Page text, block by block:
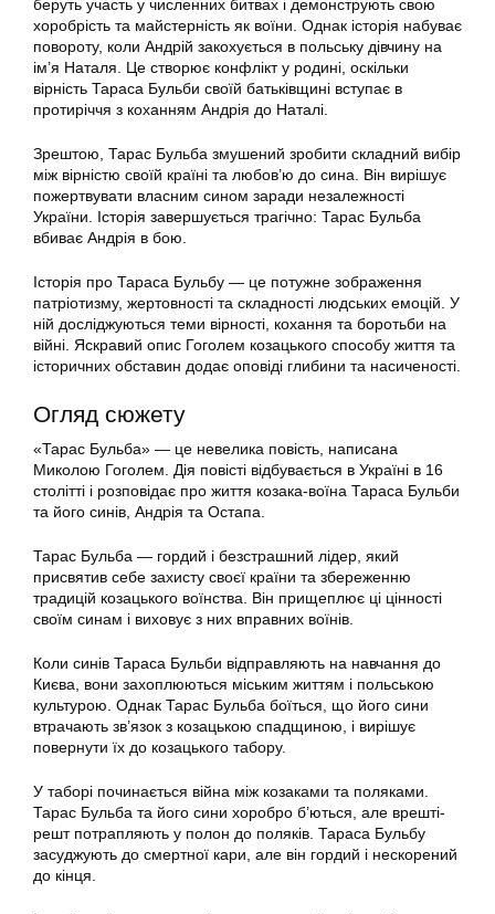
беруть участь у численних битвах і демонструють свою
хоробрість та майстерність як воїни. Однак історія набуває
повороту, коли Андрій закохується в польську дівчину на
ім’я Наталя. Це створює конфлікт у родині, оскільки
вірність Тараса Бульби своїй батьківщині вступає в
протиріччя з коханням Андрія до Наталі.
Зрештою, Тарас Бульба змушений зробити складний вибір
між вірністю своїй країні та любов’ю до сина. Він вирішує
пожертвувати власним сином заради незалежності
України. Історія завершується трагічно: Тарас Бульба
вбиває Андрія в бою.
Історія про Тараса Бульбу — це потужне зображення
патріотизму, жертовності та складності людських емоцій. У
ній досліджуються теми вірності, кохання та боротьби на
війні. Яскравий опис Гоголем козацького способу життя та
історичних обставин додає оповіді глибини та насиченості.
Огляд сюжету
«Тарас Бульба» — це невелика повість, написана
Миколою Гоголем. Дія повісті відбувається в Україні в 16
столітті і розповідає про життя козака-воїна Тараса Бульби
та його синів, Андрія та Остапа.
Тарас Бульба — гордий і безстрашний лідер, який
присвятив себе захисту своєї країни та збереженню
традицій козацького воїнства. Він прищеплює ці цінності
своїм синам і виховує з них вправних воїнів.
Коли синів Тараса Бульби відправляють на навчання до
Києва, вони захоплюються міським життям і польською
культурою. Однак Тарас Бульба боїться, що його сини
втрачають зв’язок з козацькою спадщиною, і вирішує
повернути їх до козацького табору.
У таборі починається війна між козаками та поляками.
Тарас Бульба та його сини хоробро б’ються, але врешті-
решт потрапляють у полон до поляків. Тараса Бульбу
засуджують до смертної кари, але він гордий і нескорений
до кінця.